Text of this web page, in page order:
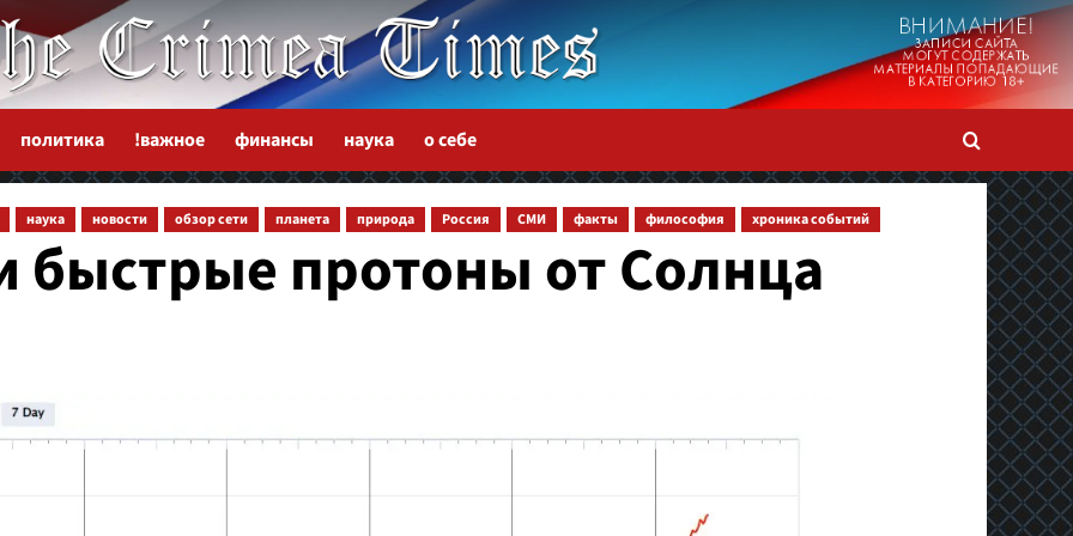
политика !важное финансы наука о себе
наука новости обзор сети планета природа Россия СМИ факты философия хроника событий
быстрые протоны от Солнца